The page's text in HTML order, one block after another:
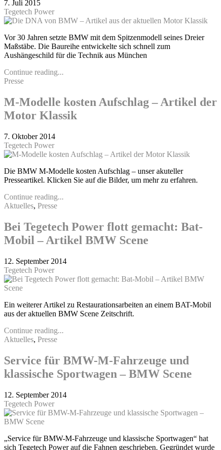
7. Juli 2015
Tegetech Power
Vor 30 Jahren setzte BMW mit dem Spitzenmodell seines Dreier
Maßstäbe. Die Baureihe entwickelte sich schnell zum
Aushängeschild für die Technik aus München
Continue reading...
Presse
M-Modelle kosten Aufschlag – Artikel der
Motor Klassik
7. Oktober 2014
Tegetech Power
Die BMW M-Modelle kosten Aufschlag – unser akuteller
Presseartikel. Klicken Sie auf die Bilder, um mehr zu erfahren.
Continue reading...
Aktuelles, Presse
Bei Tegetech Power flott gemacht: Bat-
Mobil – Artikel BMW Scene
12. September 2014
Tegetech Power
Ein weiterer Artikel zu Restaurationsarbeiten an einem BAT-Mobil
aus der aktuellen BMW Scene Zeitschrift.
Continue reading...
Aktuelles, Presse
Service für BMW-M-Fahrzeuge und
klassische Sportwagen – BMW Scene
12. September 2014
Tegetech Power
„Service für BMW-M-Fahrzeuge und klassische Sportwagen“ hat
sich Tegetech Power auf die Fahnen geschrieben. Gegründet wurde